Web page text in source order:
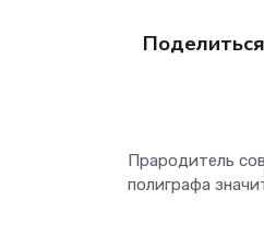
Прародитель
полиграфа